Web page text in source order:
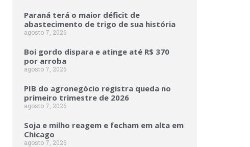
Paraná terá o maior déficit de
abastecimento de trigo de sua história
agosto 7, 2026
Boi gordo dispara e atinge até R$ 370
por arroba
agosto 7, 2026
PIB do agronegócio registra queda no
primeiro trimestre de 2026
agosto 7, 2026
Soja e milho reagem e fecham em alta em
Chicago
agosto 7, 2026